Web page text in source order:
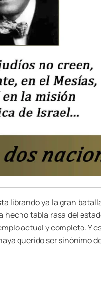
librando ya la gran
hecho tabla rasa del
actual y completo. Y
querido ser sinónimo